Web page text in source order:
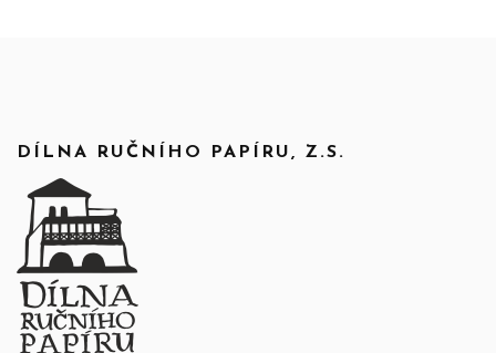
DÍLNA RUČNÍHO PAPÍRU, Z.S.